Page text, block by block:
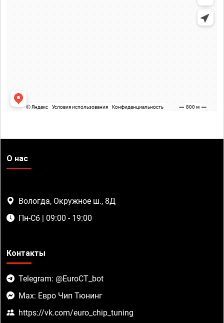
О нас
Вологда, Окружное ш., 8Д
Пн-Сб | 09:00 - 19:00
Контакты
Telegram: @EuroCT_bot
Max: Евро Чип Тюнинг
https://vk.com/euro_chip_tuning